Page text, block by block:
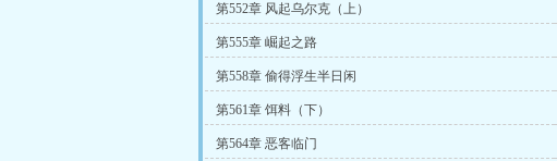
第552章 风起乌尔克（上）
第555章 崛起之路
第558章 偷得浮生半日闲
第561章 饵料（下）
第564章 恶客临门